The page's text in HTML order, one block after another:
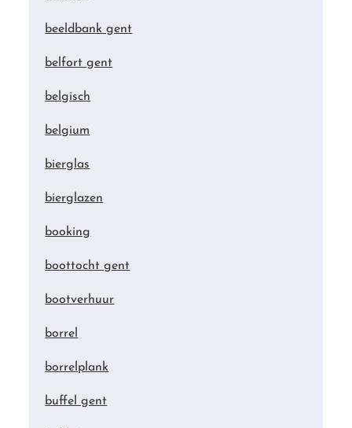
beeldbank gent
belfort gent
belgisch
belgium
bierglas
bierglazen
booking
boottocht gent
bootverhuur
borrel
borrelplank
buffel gent